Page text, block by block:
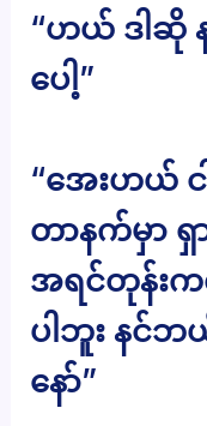
“ဟယ် ဒါဆို
ပေါ့”
“အေးဟယ်
တာနက်မှာ
အရင်တုန်းက
ပါဘူး နင်ဘ
နော်”